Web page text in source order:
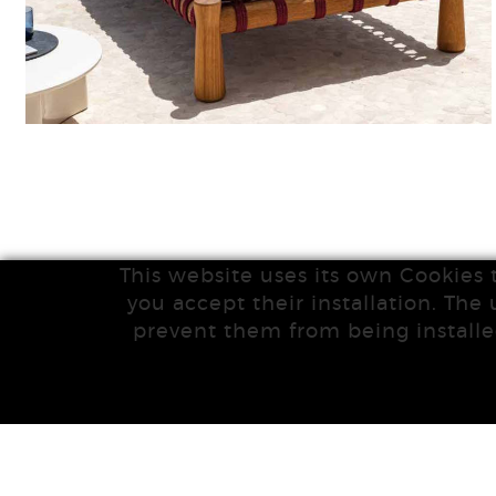
This website uses its own
you accept their installation. The
prevent them from being